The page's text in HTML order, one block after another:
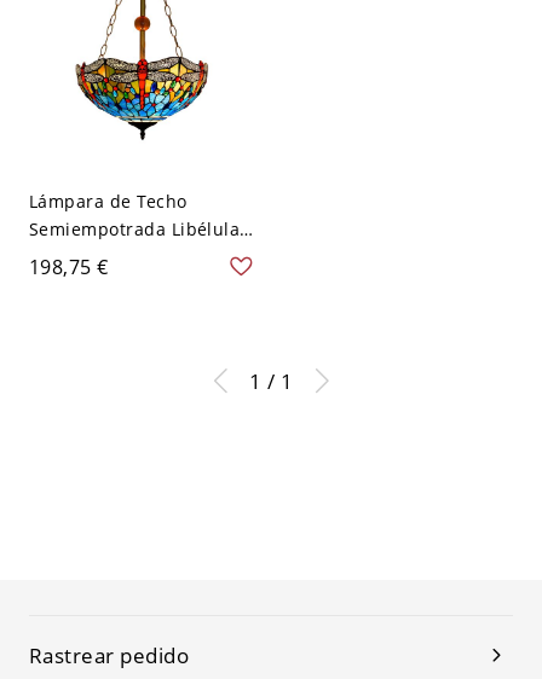
Lámpara de Techo
Semiempotrada Libélula 3
Luces Tiffany Azul Vidrio
Tallado para Dormitorio
198,75 €
1 / 1
Rastrear pedido